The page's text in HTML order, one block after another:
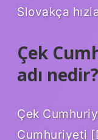
Slovakça
Çek
adı nedir?
Çek
Cumhuriyeti